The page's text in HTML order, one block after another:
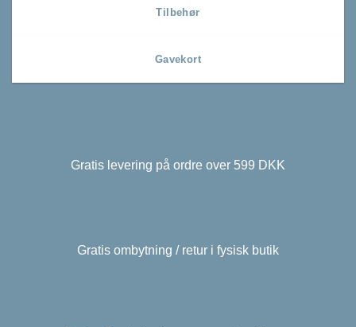
Tilbehør
Gavekort
Gratis levering på ordre over 599 DKK
Gratis ombytning / retur i fysisk butik